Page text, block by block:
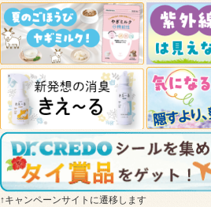
↑キャンペーンサイトに遷移します